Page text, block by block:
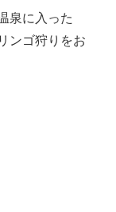
泉に入った
ンゴ狩りをお